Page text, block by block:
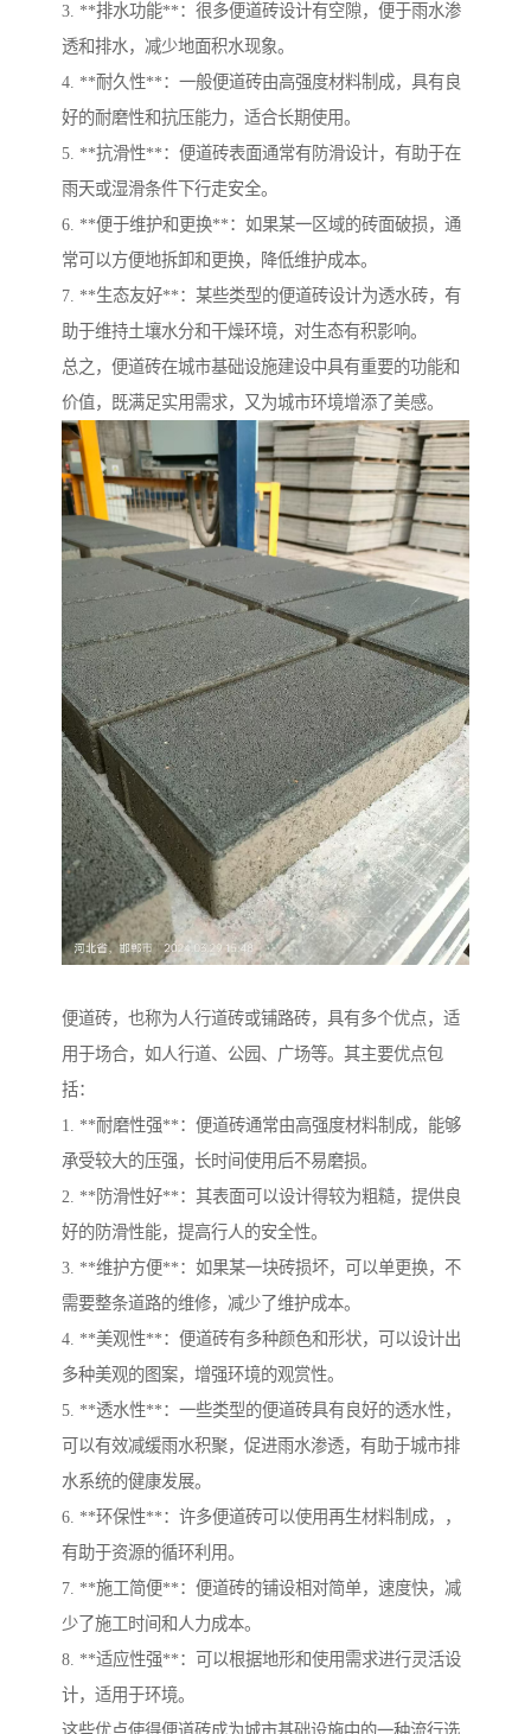
3. **排水功能**：很多便道砖设计有空隙，便于雨水渗
透和排水，减少地面积水现象。
4. **耐久性**：一般便道砖由高强度材料制成，具有良
好的耐磨性和抗压能力，适合长期使用。
5. **抗滑性**：便道砖表面通常有防滑设计，有助于在
雨天或湿滑条件下行走安全。
6. **便于维护和更换**：如果某一区域的砖面破损，通
常可以方便地拆卸和更换，降低维护成本。
7. **生态友好**：某些类型的便道砖设计为透水砖，有
助于维持土壤水分和干燥环境，对生态有积影响。
总之，便道砖在城市基础设施建设中具有重要的功能和
价值，既满足实用需求，又为城市环境增添了美感。
便道砖，也称为人行道砖或铺路砖，具有多个优点，适
用于场合，如人行道、公园、广场等。其主要优点包
括：
1. **耐磨性强**：便道砖通常由高强度材料制成，能够
承受较大的压强，长时间使用后不易磨损。
2. **防滑性好**：其表面可以设计得较为粗糙，提供良
好的防滑性能，提高行人的安全性。
3. **维护方便**：如果某一块砖损坏，可以单更换，不
需要整条道路的维修，减少了维护成本。
4. **美观性**：便道砖有多种颜色和形状，可以设计出
多种美观的图案，增强环境的观赏性。
5. **透水性**：一些类型的便道砖具有良好的透水性，
可以有效减缓雨水积聚，促进雨水渗透，有助于城市排
水系统的健康发展。
6. **环保性**：许多便道砖可以使用再生材料制成，，
有助于资源的循环利用。
7. **施工简便**：便道砖的铺设相对简单，速度快，减
少了施工时间和人力成本。
8. **适应性强**：可以根据地形和使用需求进行灵活设
计，适用于环境。